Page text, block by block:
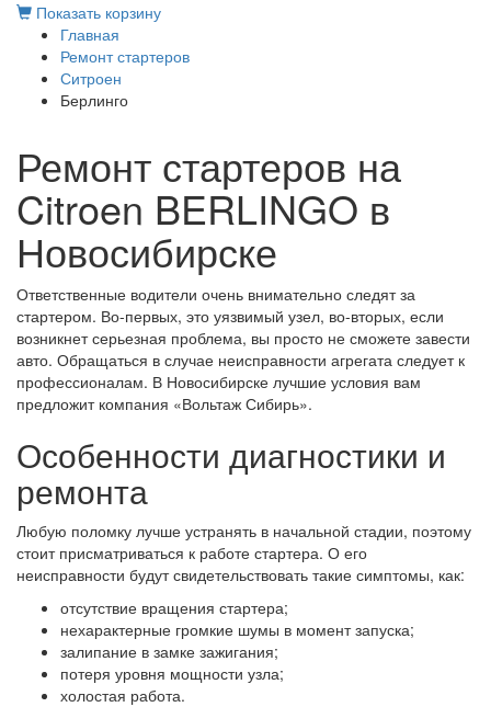
Показать корзину
Главная
Ремонт стартеров
Ситроен
Берлинго
Ремонт стартеров на
Citroen BERLINGO в
Новосибирске
Ответственные водители очень внимательно следят за
стартером. Во-первых, это уязвимый узел, во-вторых, если
возникнет серьезная проблема, вы просто не сможете завести
авто. Обращаться в случае неисправности агрегата следует к
профессионалам. В Новосибирске лучшие условия вам
предложит компания «Вольтаж Сибирь».
Особенности диагностики и
ремонта
Любую поломку лучше устранять в начальной стадии, поэтому
стоит присматриваться к работе стартера. О его
неисправности будут свидетельствовать такие симптомы, как:
отсутствие вращения стартера;
нехарактерные громкие шумы в момент запуска;
залипание в замке зажигания;
потеря уровня мощности узла;
холостая работа.